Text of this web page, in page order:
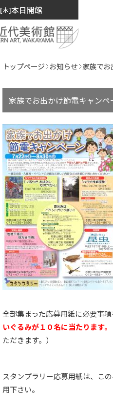
[木]本日開館
トップページ お知らせ 家族でお
家族でお出かけ節電キャンペ
全部集まった応募用紙に必要事
いぐるみが１０名に当たります。
ただきます。）
スタンプラリー応募用紙は、こ
用下さい。